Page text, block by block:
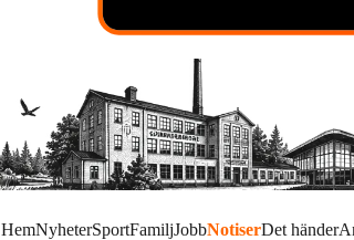
HemNyheterSportFamiljJobbNotiserDet händer